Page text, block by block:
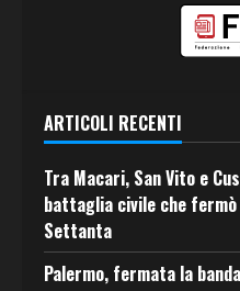
ARTICOLI RECENTI
Tra Macari, San Vito e
battaglia civile che
Settanta
Palermo, fermata la